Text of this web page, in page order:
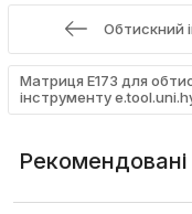
Обтискний
Матриця Е173 для
інструменту
Рекомендовані